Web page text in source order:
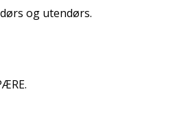
og utendørs.